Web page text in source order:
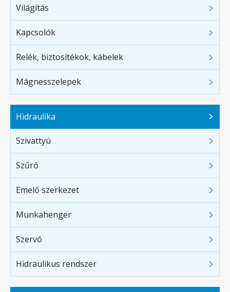
Világítás
Kapcsolók
Relék, biztosítékok, kábelek
Mágnesszelepek
Hidraulika
Szivattyú
Szűrő
Emelő szerkezet
Munkahenger
Szervó
Hidraulikus rendszer